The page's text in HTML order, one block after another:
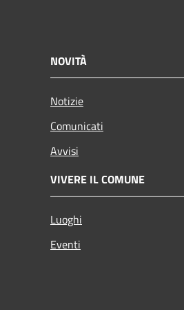
NOVITÀ
Notizie
Comunicati
Avvisi
VIVERE IL COMUNE
Luoghi
Eventi